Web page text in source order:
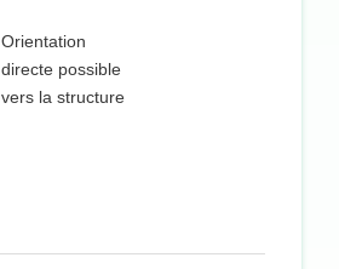
Orientation
directe possible
vers la structure